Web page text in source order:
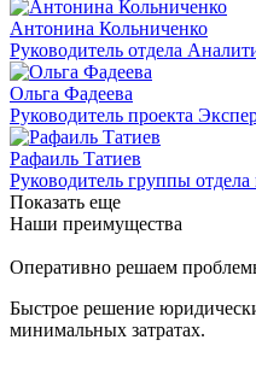
Антонина Кольниченко
Руководитель отдела
Ольга Фадеева
Руководитель проекта
Рафаиль Татиев
Руководитель группы
Показать еще
Наши преимущества
Оперативно решаем
Быстрое решение
минимальных затратах.